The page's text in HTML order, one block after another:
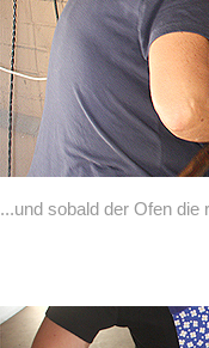
...und sobald der Ofen die